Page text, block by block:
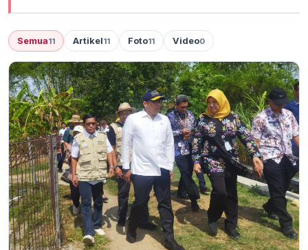
Semua11 Artikel11 Foto11 Video0